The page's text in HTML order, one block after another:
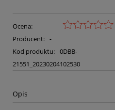
Ocena:
Producent: -
Kod produktu: 0DBB-
21551_20230204102530
Opis